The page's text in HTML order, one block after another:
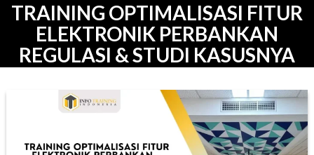
TRAINING OPTIMALISASI FITUR
ELEKTRONIK PERBANKAN
REGULASI & STUDI KASUSNYA